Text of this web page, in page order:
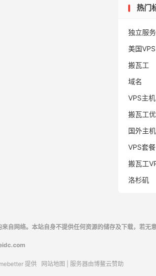
热门
独立服
美国VPS
搬瓦工
域名
VPS主机
搬瓦工
国外主
VPS套餐
搬瓦工
洛杉矶
自网络。本站自身不提供任何资源的储存及下载，若无
提供 网站地图 | 服务器由博鳌云赞助